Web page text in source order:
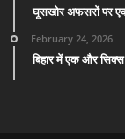
घूसखोर अफसरों पर
February 24, 2026
बिहार में एक और